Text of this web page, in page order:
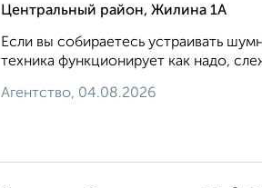
Центральный район, Жилина 1А
Если вы собираетесь устраивать
техника функционирует как надо,
Агентство, 04.08.2026